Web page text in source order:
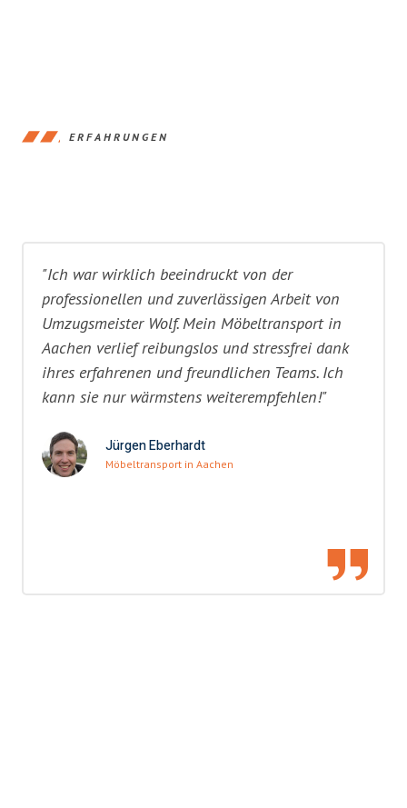
ERFAHRUNGEN
"Ich war wirklich beeindruckt von der
professionellen und zuverlässigen Arbeit von
Umzugsmeister Wolf. Mein Möbeltransport in
Aachen verlief reibungslos und stressfrei dank
ihres erfahrenen und freundlichen Teams. Ich
kann sie nur wärmstens weiterempfehlen!"
Jürgen Eberhardt
Möbeltransport in Aachen